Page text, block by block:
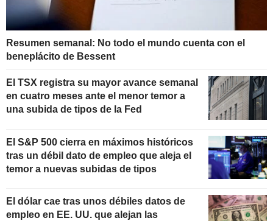
Resumen semanal: No todo el mundo cuenta con el
beneplácito de Bessent
El TSX registra su mayor avance semanal
en cuatro meses ante el menor temor a
una subida de tipos de la Fed
El S&P 500 cierra en máximos históricos
tras un débil dato de empleo que aleja el
temor a nuevas subidas de tipos
El dólar cae tras unos débiles datos de
empleo en EE. UU. que alejan las